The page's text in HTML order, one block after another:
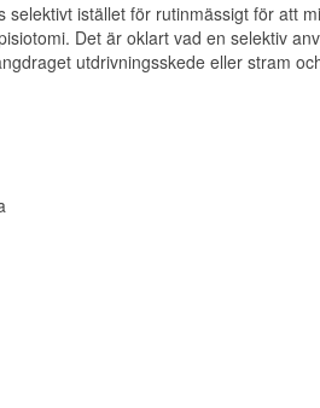
istället för rutinmässigt för att
Det är oklart vad en selektiv
utdrivningsskede eller stram